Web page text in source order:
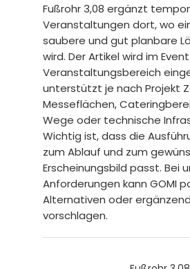
Fußrohr 3,08 ergänzt
Veranstaltungen dort, wo
saubere und gut planbare
wird. Der Artikel wird im
Veranstaltungsbereich
unterstützt je nach Projekt
Messeflächen,
Wege oder technische
Wichtig ist, dass die
zum Ablauf und zum
Erscheinungsbild passt. Bei
Anforderungen kann GOMI
Alternativen oder
vorschlagen.